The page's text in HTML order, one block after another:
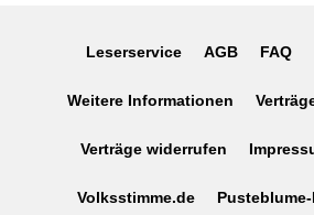
Leserservice AGB FAQ
Weitere Informationen
Verträge widerrufen
Volksstimme.de